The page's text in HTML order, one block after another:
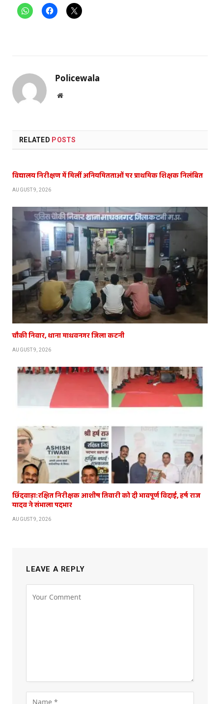
Policewala
Website
RELATED POSTS
विद्यालय निरीक्षण में मिलीं अनियमितताओं पर प्राथमिक शिक्षक निलंबित
AUGUST 9, 2026
चौकी निवार, थाना माधवनगर जिला कटनी
AUGUST 9, 2026
छिंदवाड़ा:रक्षित निरीक्षक आशीष तिवारी को दी भावपूर्ण विदाई, हर्ष राज
यादव ने संभाला पदभार
AUGUST 9, 2026
LEAVE A REPLY